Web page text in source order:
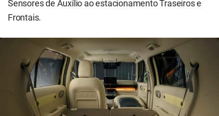
Sensores de Auxílio ao estacionamento Traseiros e
Frontais.